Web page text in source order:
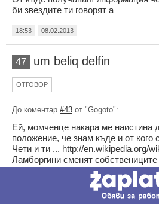
би звездите ти говорят а
18:53 08.02.2013
47 um beliq delfin
ОТГОВОР
До коментар #43 от "Gogoto":
Ей, момченце накара ме наистина
положение, че знам къде и от кого
Чети и ти ... http://en.wikipedia.org/
Ламборгини сменят собствениците
но производството си е
да направи подобно нещо, ако
чужди марки. Подобна е